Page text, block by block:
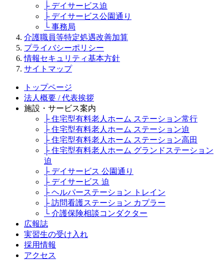
├ デイサービス迫
├ デイサービス公園通り
└ 事務局
介護職員等特定処遇改善加算
プライバシーポリシー
情報セキュリティ基本方針
サイトマップ
トップページ
法人概要 / 代表挨拶
施設・サービス案内
├ 住宅型有料老人ホーム ステーション常行
├ 住宅型有料老人ホーム ステーション迫
├ 住宅型有料老人ホーム ステーション高田
├ 住宅型有料老人ホーム グランドステーション
迫
├ デイサービス 公園通り
├ デイサービス 迫
├ ヘルパーステーション トレイン
├ 訪問看護ステーション カプラー
└ 介護保険相談コンダクター
広報誌
実習生の受け入れ
採用情報
アクセス